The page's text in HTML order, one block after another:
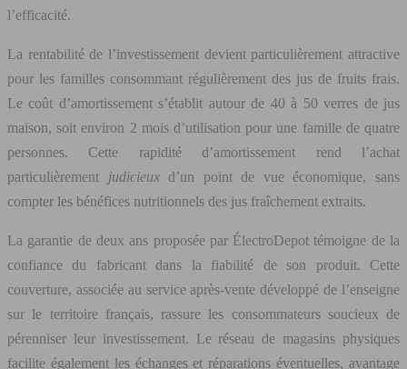
l’efficacité.
La rentabilité de l’investissement devient particulièrement attractive
pour les familles consommant régulièrement des jus de fruits frais.
Le coût d’amortissement s’établit autour de 40 à 50 verres de jus
maison, soit environ 2 mois d’utilisation pour une famille de quatre
personnes. Cette rapidité d’amortissement rend l’achat
particulièrement judicieuxd’un point de vue économique, sans
compter les bénéfices nutritionnels des jus fraîchement extraits.
La garantie de deux ans proposée par ÉlectroDepot témoigne de la
confiance du fabricant dans la fiabilité de son produit. Cette
couverture, associée au service après-vente développé de l’enseigne
sur le territoire français, rassure les consommateurs soucieux de
pérenniser leur investissement. Le réseau de magasins physiques
facilite également les échanges et réparations éventuelles, avantage